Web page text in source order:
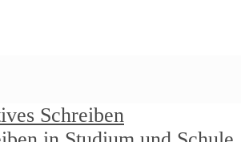
Schreiben